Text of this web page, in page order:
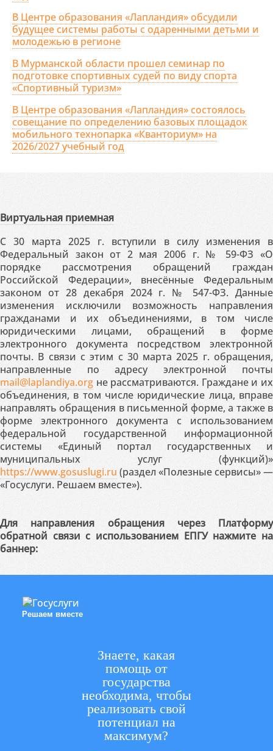
В Центре образования «Лапландия» обсудили
будущее системы работы с одаренными детьми и
молодежью в регионе
В Мурманской области прошел семинар по
подготовке спортивных судей по виду спорта
«Спортивный туризм»
В Центре образования «Лапландия» состоялось
совещание по определению базовых площадок
мобильного технопарка «Кванториум» на
2026/2027 учебный год
Виртуальная приемная
С 30 марта 2025 г. вступили в силу изменения в
Федеральный закон от 2 мая 2006 г. № 59-ФЗ «О
порядке рассмотрения обращений граждан
Российской Федерации», внесённые Федеральным
законом от 28 декабря 2024 г. № 547-ФЗ. Данные
изменения исключили возможность направления
гражданами и их объединениями, в том числе
юридическими лицами, обращений в форме
электронного документа посредством электронной
почты. В связи с этим с 30 марта 2025 г. обращения,
направленные по адресу электронной почты
mail@laplandiya.org не рассматриваются. Граждане и их
объединения, в том числе юридические лица, вправе
направлять обращения в письменной форме, а также в
форме электронного документа с использованием
федеральной государственной информационной
системы «Единый портал государственных и
муниципальных услуг (функций)»
https://www.gosuslugi.ru (раздел «Полезные сервисы» —
«Госуслуги. Решаем вместе»).
Для направления обращения через Платформу
обратной связи с использованием ЕПГУ нажмите на
баннер:
Решаем вместе
Знаете, какая
помощь от
государства
необходима, чтобы
реализовать свой
потенциал на
максимум?